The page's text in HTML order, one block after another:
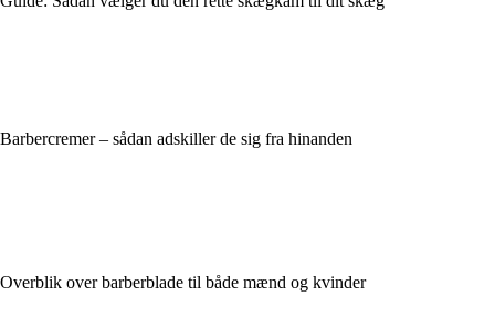
Barbercremer – sådan adskiller de sig fra hinanden
Overblik over barberblade til både mænd og kvinder